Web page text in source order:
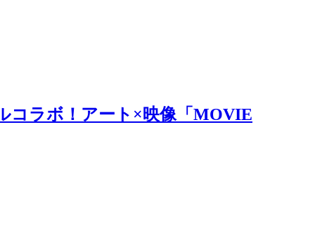
コラボ！アート×映像「MOVIE